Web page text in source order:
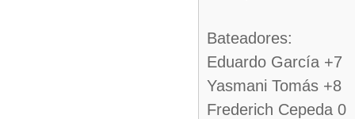
Bateadores:
Eduardo García +7
Yasmani Tomás +8
Frederich Cepeda 0